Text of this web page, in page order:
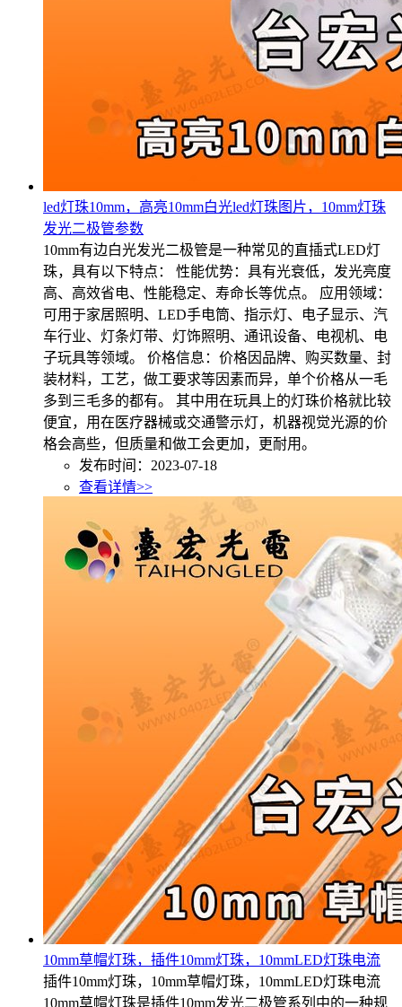
led灯珠10mm，高亮10mm白光led灯珠图片，10mm灯珠
发光二极管参数
10mm有边白光发光二极管是一种常见的直插式LED灯
珠，具有以下特点： 性能优势：具有光衰低，发光亮度
高、高效省电、性能稳定、寿命长等优点。 应用领域：
可用于家居照明、LED手电筒、指示灯、电子显示、汽
车行业、灯条灯带、灯饰照明、通讯设备、电视机、电
子玩具等领域。 价格信息：价格因品牌、购买数量、封
装材料，工艺，做工要求等因素而异，单个价格从一毛
多到三毛多的都有。 其中用在玩具上的灯珠价格就比较
便宜，用在医疗器械或交通警示灯，机器视觉光源的价
格会高些，但质量和做工会更加，更耐用。
发布时间：2023-07-18
查看详情>>
10mm草帽灯珠，插件10mm灯珠，10mmLED灯珠电流
插件10mm灯珠，10mm草帽灯珠，10mmLED灯珠电流
10mm草帽灯珠是插件10mm发光二极管系列中的一种规